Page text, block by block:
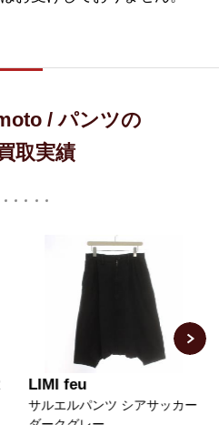
/ パンツの
取実績
LIMI feu
サルエルパンツ シアサッカー